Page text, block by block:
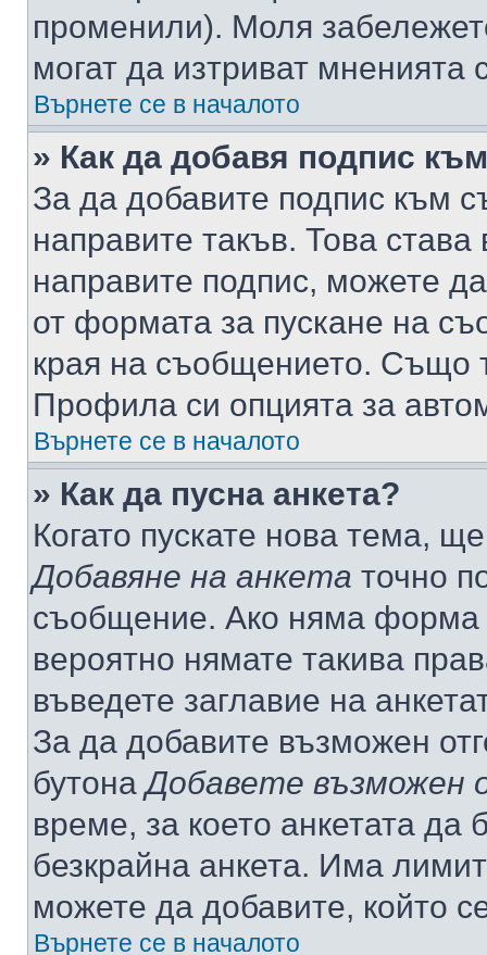
променили). Моля
могат да изтриват мненията
Върнете се в началото
» Как да добавя подпис
За да добавите подпис към
направите такъв. Това
направите подпис, можете
от формата за пускане на
края на съобщението. Също
Профила си опцията за
Върнете се в началото
» Как да пусна анкета?
Когато пускате нова тема,
Добавяне на анкета точно
съобщение. Ако няма форма
вероятно нямате такива
въведете заглавие на
За да добавите възможен
бутонаДобавете възможен
време, за което анкетата да
безкрайна анкета. Има
можете да добавите, който
Върнете се в началото